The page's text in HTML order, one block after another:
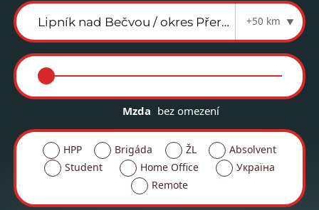
+50 km
Mzda bez omezení
HPP Brigáda ŽL
Absolvent
Student
Home Office
Україна
Remote